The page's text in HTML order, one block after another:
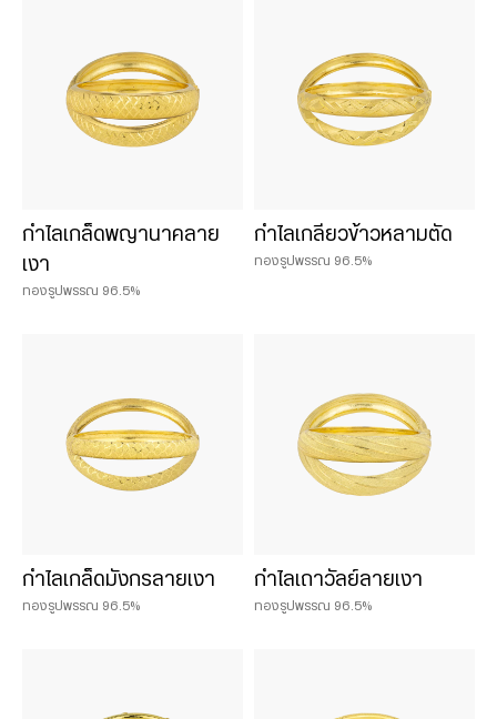
กำไลเกล็ดพญานาคลาย
เงา
ทองรูปพรรณ 96.5%
กำไลเกลียวข้าวหลามตัด
ทองรูปพรรณ 96.5%
กำไลเกล็ดมังกรลายเงา
ทองรูปพรรณ 96.5%
กำไลเถาวัลย์ลายเงา
ทองรูปพรรณ 96.5%